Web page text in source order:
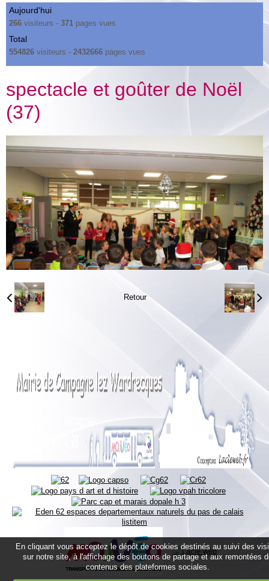
Aujourd'hui
266 visiteurs - 371 pages vues
Total
554826 visiteurs - 2432666 pages vues
spectacle et goûter de Noël
(37)
Retour
En cliquant vous acceptez le dépôt de cookies destinés au suivi des
sur notre site, à l'affichage des boutons de partage et aux remontées
contenus des plateformes sociales.